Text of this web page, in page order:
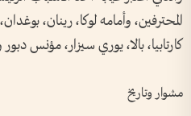
المحترفين، وأمامه لوكا، رينان،
كارتابيا، بالا، يوري سيزار، مؤنس
مشوار وتاريخ